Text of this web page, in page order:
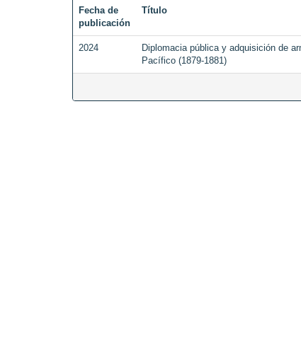
Fecha de
publicación
Título
2024
Diplomacia pública y adquisición de
Pacífico (1879-1881)